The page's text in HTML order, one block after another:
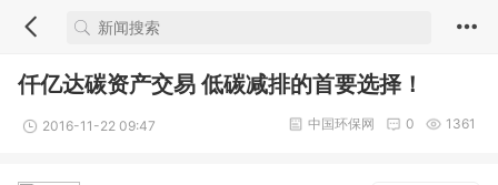
仟亿达碳资产交易 低碳减排的首要选择！
2016-11-22 09:47 1361
0
中国环保网